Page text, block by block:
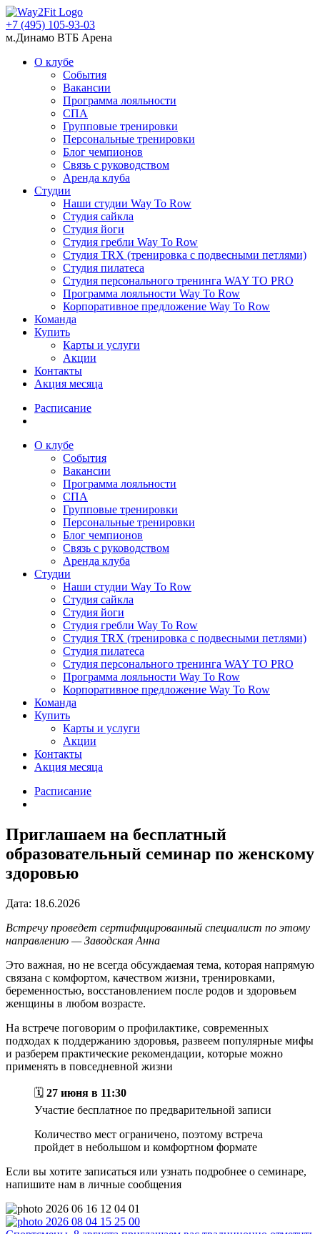
+7 (495) 105-93-03
м.Динамо ВТБ Арена
О клубе
События
Вакансии
Программа лояльности
СПА
Групповые тренировки
Персональные тренировки
Блог чемпионов
Связь с руководством
Аренда клуба
Студии
Наши студии Way To Row
Студия сайкла
Студия йоги
Студия гребли Way To Row
Студия TRX (тренировка с подвесными петлями)
Студия пилатеса
Студия персонального тренинга WAY TO PRO
Программа лояльности Way To Row
Корпоративное предложение Way To Row
Команда
Купить
Карты и услуги
Акции
Контакты
Акция месяца
Расписание
О клубе
События
Вакансии
Программа лояльности
СПА
Групповые тренировки
Персональные тренировки
Блог чемпионов
Связь с руководством
Аренда клуба
Студии
Наши студии Way To Row
Студия сайкла
Студия йоги
Студия гребли Way To Row
Студия TRX (тренировка с подвесными петлями)
Студия пилатеса
Студия персонального тренинга WAY TO PRO
Программа лояльности Way To Row
Корпоративное предложение Way To Row
Команда
Купить
Карты и услуги
Акции
Контакты
Акция месяца
Расписание
Приглашаем на бесплатный
образовательный семинар по женскому
здоровью
Дата: 18.6.2026
Встречу проведет сертифицированный специалист по этому
направлению — Заводская Анна
Это важная, но не всегда обсуждаемая тема, которая напрямую
связана с комфортом, качеством жизни, тренировками,
беременностью, восстановлением после родов и здоровьем
женщины в любом возрасте.
На встрече поговорим о профилактике, современных
подходах к поддержанию здоровья, развеем популярные мифы
и разберем практические рекомендации, которые можно
применять в повседневной жизни
🗓 27 июня в 11:30
Участие бесплатное по предварительной записи
Количество мест ограничено, поэтому встреча
пройдет в небольшом и комфортном формате
Если вы хотите записаться или узнать подробнее о семинаре,
напишите нам в личные сообщения